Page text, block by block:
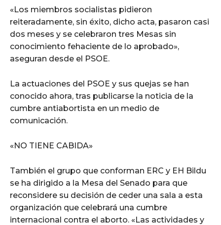
«Los miembros socialistas pidieron
reiteradamente, sin éxito, dicho acta, pasaron casi
dos meses y se celebraron tres Mesas sin
conocimiento fehaciente de lo aprobado»,
aseguran desde el PSOE.
La actuaciones del PSOE y sus quejas se han
conocido ahora, tras publicarse la noticia de la
cumbre antiabortista en un medio de
comunicación.
«NO TIENE CABIDA»
También el grupo que conforman ERC y EH Bildu
se ha dirigido a la Mesa del Senado para que
reconsidere su decisión de ceder una sala a esta
organización que celebrará una cumbre
internacional contra el aborto. «Las actividades y